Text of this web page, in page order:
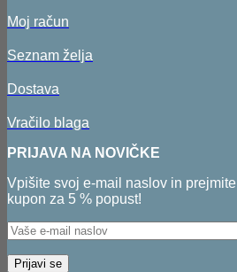
Moj račun
Seznam želja
Dostava
Vračilo blaga
PRIJAVA NA NOVIČKE
Vpišite svoj e-mail naslov in prejmite
kupon za 5 % popust!